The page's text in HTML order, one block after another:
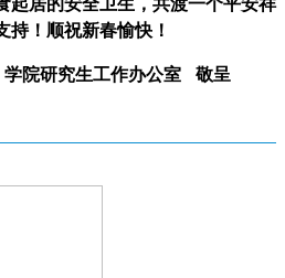
！顺祝新春愉快！
工作办公室 敬呈